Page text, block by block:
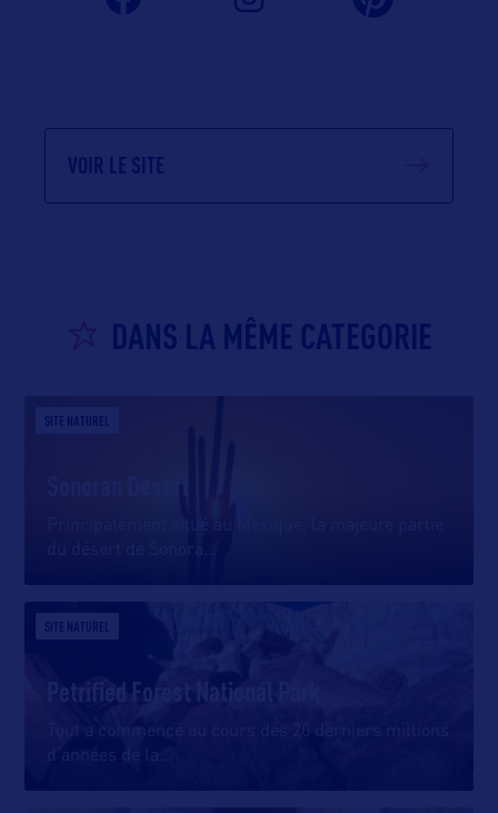
VOIR LE SITE
DANS LA MÊME CATEGORIE
SITE NATUREL
Sonoran Desert
du désert de Sonora
SITE NATUREL
Petrified Forest National Park
Tout a commencé au cours des 20 derniers millions
d’années de la